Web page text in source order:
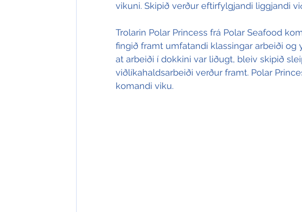
vikuni. Skipið verður eftirfylgjandi liggjandi
Trolarin Polar Princess frá Polar Seafood
fingið framt umfatandi klassingar arbeiði og
at arbeiði í dokkini var liðugt, bleiv skipið
viðlíkahaldsarbeiði verður framt. Polar
komandi viku.